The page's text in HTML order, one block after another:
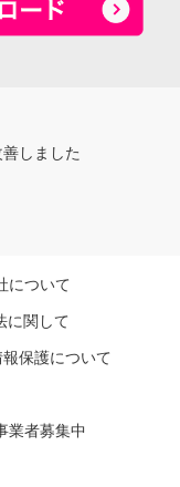
しました
について
に関して
保護について
業者募集中